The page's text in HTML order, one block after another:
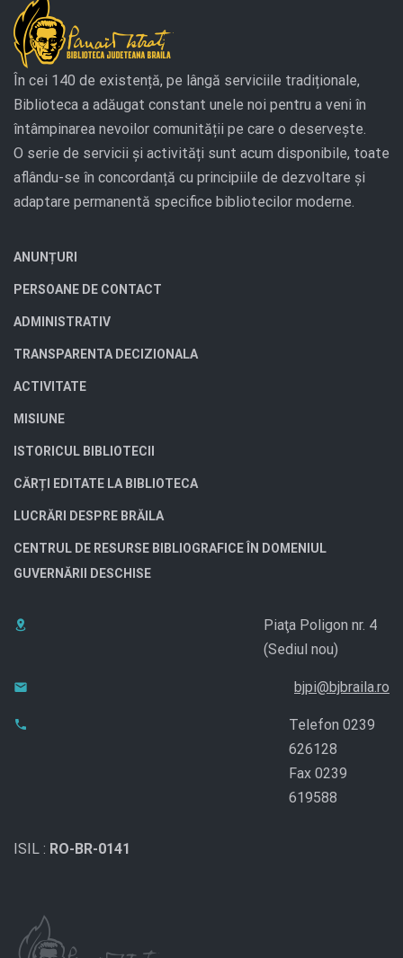
În cei 140 de existență, pe lângă serviciile tradiționale,
Biblioteca a adăugat constant unele noi pentru a veni în
întâmpinarea nevoilor comunității pe care o deservește.
O serie de servicii și activități sunt acum disponibile, toate
aflându-se în concordanță cu principiile de dezvoltare și
adaptare permanentă specifice bibliotecilor moderne.
ANUNȚURI
PERSOANE DE CONTACT
ADMINISTRATIV
TRANSPARENTA DECIZIONALA
ACTIVITATE
MISIUNE
ISTORICUL BIBLIOTECII
CĂRȚI EDITATE LA BIBLIOTECA
LUCRĂRI DESPRE BRĂILA
CENTRUL DE RESURSE BIBLIOGRAFICE ÎN DOMENIUL
GUVERNĂRII DESCHISE
Piaţa Poligon nr. 4
(Sediul nou)
bjpi@bjbraila.ro
Telefon 0239
626128
Fax 0239
619588
ISIL : RO-BR-0141